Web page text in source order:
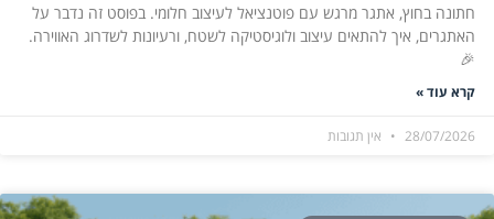
חתונה בחוץ, אתגר מרגש עם פוטנציאל לעיצוב חלומי. בפוסט זה נדבר על
האתגרים, איך להתאים עיצוב ולוגיסטיקה לשטח, ורעיונות לשדרוג האווירה.
🎉
קרא עוד »
28/07/2026 אין תגובות